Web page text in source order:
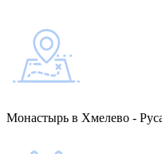
Монастырь в Хмелево -